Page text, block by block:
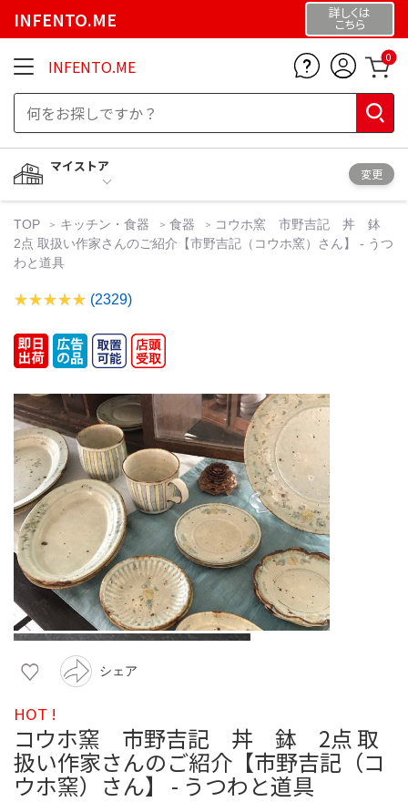
INFENTO.ME 詳しくは
こちら
INFENTO.ME 0
マイストア
変更
TOP キッチン・食器 食器
コウホ窯 市野吉記 丼 鉢
2点 取扱い作家さんのご紹介【市野吉記（コウホ窯）さん】 - うつ
わと道具
(2329)
シェア
HOT !
コウホ窯 市野吉記 丼 鉢 2点 取
扱い作家さんのご紹介【市野吉記（コ
ウホ窯）さん】 - うつわと道具